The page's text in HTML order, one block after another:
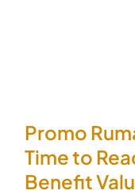
Promo
Time to
Benefit